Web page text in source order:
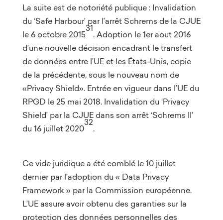
La suite est de notoriété publique : Invalidation
du ‘Safe Harbour’ par l’arrêt Schrems de la CJUE
le 6 octobre 2015
31
. Adoption le 1er aout 2016
d’une nouvelle décision encadrant le transfert
de données entre l’UE et les États-Unis, copie
de la précédente, sous le nouveau nom de
«Privacy Shield». Entrée en vigueur dans l’UE du
RPGD le 25 mai 2018. Invalidation du ‘Privacy
Shield’ par la CJUE dans son arrêt ‘Schrems II’
du 16 juillet 2020
32
.
Ce vide juridique a été comblé le 10 juillet
dernier par l’adoption du « Data Privacy
Framework » par la Commission européenne.
L’UE assure avoir obtenu des garanties sur la
protection des données personnelles des